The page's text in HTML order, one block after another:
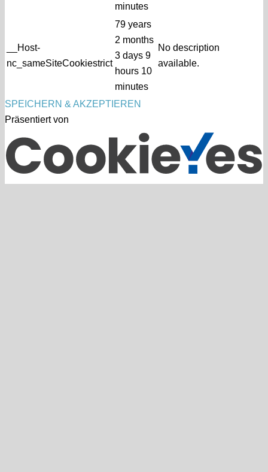
minutes
__Host-
nc_sameSiteCookiestrict
79 years
2 months
3 days 9
hours 10
minutes
No description
available.
SPEICHERN & AKZEPTIEREN
Präsentiert von